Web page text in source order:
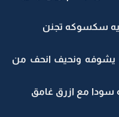
سكسوكه تجنن
يشوفه ونحيف انحف من
مع ازرق غامق